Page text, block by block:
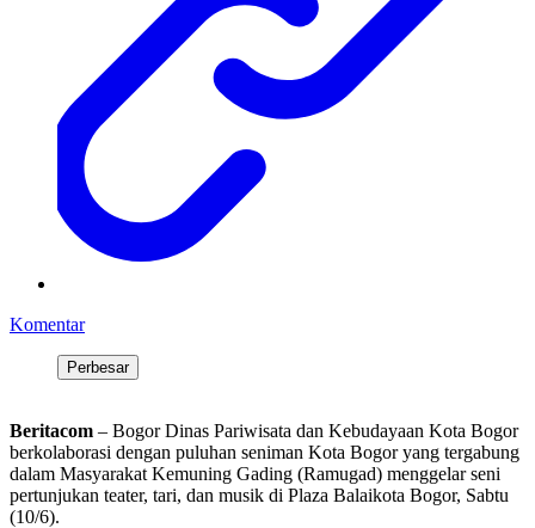
Komentar
Perbesar
Beritacom – Bogor Dinas Pariwisata dan Kebudayaan Kota Bogor
berkolaborasi dengan puluhan seniman Kota Bogor yang tergabung
dalam Masyarakat Kemuning Gading (Ramugad) menggelar seni
pertunjukan teater, tari, dan musik di Plaza Balaikota Bogor, Sabtu
(10/6).